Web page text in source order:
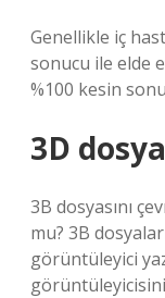
Genellikle iç
sonucu ile elde
%100 kesin
3D
3B dosyasını
mu? 3B
görüntüleyici